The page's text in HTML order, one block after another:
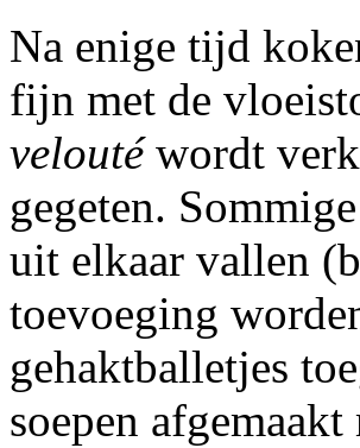
Na enige tijd
fijn met de
veloutéwordt
gegeten.
uit elkaar vallen
toevoeging
gehaktballetjes
soepen